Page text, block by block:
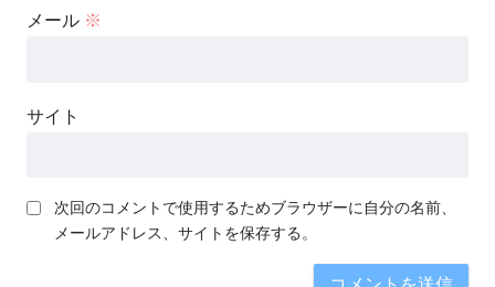
メール ※
サイト
次回のコメントで使用するためブラウザーに自分の名前、
メールアドレス、サイトを保存する。